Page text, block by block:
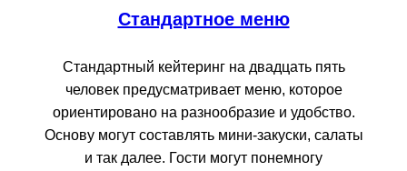
Стандартное меню
Стандартный кейтеринг на двадцать пять
человек предусматривает меню, которое
ориентировано на разнообразие и удобство.
Основу могут составлять мини-закуски, салаты
и так далее. Гости могут понемногу